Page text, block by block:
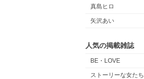
真島ヒロ
矢沢あい
人気の掲載雑誌
BE・LOVE
ストーリーな女たち